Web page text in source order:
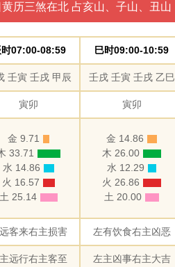
历三煞在北 占亥山、子山、丑山
时07:00-08:59 巳时09:00-10:59
壬寅 壬戌 甲辰 壬戌 壬寅 壬戌 乙巳
寅卯 寅卯
金 9.71
33.71
水 14.86
火 16.57
土 25.14
金 14.86
木 26.00
水 12.29
火 26.86
土 20.00
客来右主损害 左有饮食右主凶恶
远行右主客至 左主凶事右主大吉